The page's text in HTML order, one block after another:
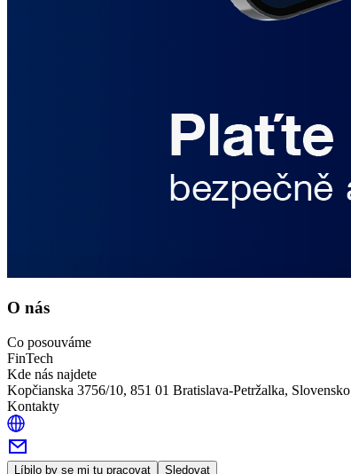
O nás
Co posouváme
FinTech
Kde nás najdete
Kopčianska 3756/10, 851 01 Bratislava-Petržalka, Slovensko
Kontakty
Líbilo by se mi tu pracovat Sledovat